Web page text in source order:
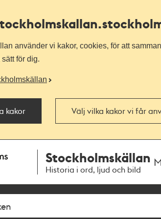
använder vi kakor, cookies, för att
för dig.
kakor Välj vilka kakor vi får
Stockholmskällan
Historia i ord, ljud och bild